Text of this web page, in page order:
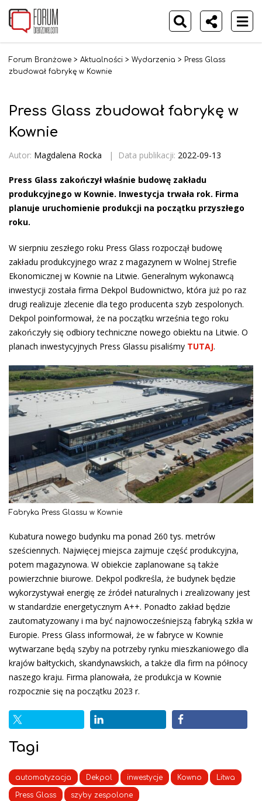
Forum Branżowe > Aktualności > Wydarzenia > Press Glass
zbudował fabrykę w Kownie
Press Glass zbudował fabrykę w
Kownie
Autor: Magdalena Rocka | Data publikacji: 2022-09-13
Press Glass zakończył właśnie budowę zakładu
produkcyjnego w Kownie. Inwestycja trwała rok. Firma
planuje uruchomienie produkcji na początku przyszłego
roku.
W sierpniu zeszłego roku Press Glass rozpoczął budowę
zakładu produkcyjnego wraz z magazynem w Wolnej Strefie
Ekonomicznej w Kownie na Litwie. Generalnym wykonawcą
inwestycji została firma Dekpol Budownictwo, która już po raz
drugi realizuje zlecenie dla tego producenta szyb zespolonych.
Dekpol poinformował, że na początku września tego roku
zakończyły się odbiory techniczne nowego obiektu na Litwie. O
planach inwestycyjnych Press Glassu pisaliśmy TUTAJ.
Fabryka Press Glassu w Kownie
Kubatura nowego budynku ma ponad 260 tys. metrów
sześciennych. Najwięcej miejsca zajmuje część produkcyjna,
potem magazynowa. W obiekcie zaplanowane są także
powierzchnie biurowe. Dekpol podkreśla, że budynek będzie
wykorzystywał energię ze źródeł naturalnych i zrealizowany jest
w standardzie energetycznym A++. Ponadto zakład będzie
zautomatyzowany i ma być najnowocześniejszą fabryką szkła w
Europie. Press Glass informował, że w fabryce w Kownie
wytwarzane będą szyby na potrzeby rynku mieszkaniowego dla
krajów bałtyckich, skandynawskich, a także dla firm na północy
naszego kraju. Firma planowała, że produkcja w Kownie
rozpocznie się na początku 2023 r.
Tagi
automatyzacja Dekpol inwestycje Kowno Litwa
Press Glass szyby zespolone